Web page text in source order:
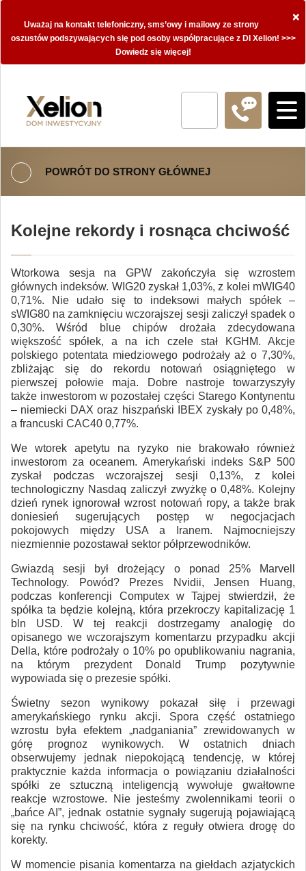
×
Uważaj na kontakt telefoniczny, sms’owy i mailowy ze strony
oszustów podszywających się pod osoby współpracujące z DI Xelion! >>>
Dowiedz się więcej!
POWRÓT DO STRONY GŁÓWNEJ
Kolejne rekordy i rosnąca chciwość
Wtorkowa sesja na GPW zakończyła się wzrostem
głównych indeksów. WIG20 zyskał 1,03%, z kolei mWIG40
0,71%. Nie udało się to indeksowi małych spółek –
sWIG80 na zamknięciu wczorajszej sesji zaliczył spadek o
0,30%. Wśród blue chipów drożała zdecydowana
większość spółek, a na ich czele stał KGHM. Akcje
polskiego potentata miedziowego podrożały aż o 7,30%,
zbliżając się do rekordu notowań osiągniętego w
pierwszej połowie maja. Dobre nastroje towarzyszyły
także inwestorom w pozostałej części Starego Kontynentu
– niemiecki DAX oraz hiszpański IBEX zyskały po 0,48%,
a francuski CAC40 0,77%.
We wtorek apetytu na ryzyko nie brakowało również
inwestorom za oceanem. Amerykański indeks S&P 500
zyskał podczas wczorajszej sesji 0,13%, z kolei
technologiczny Nasdaq zaliczył zwyżkę o 0,48%. Kolejny
dzień rynek ignorował wzrost notowań ropy, a także brak
doniesień sugerujących postęp w negocjacjach
pokojowych między USA a Iranem. Najmocniejszy
niezmiennie pozostawał sektor półprzewodników.
Gwiazdą sesji był drożejący o ponad 25% Marvell
Technology. Powód? Prezes Nvidii, Jensen Huang,
podczas konferencji Computex w Tajpej stwierdził, że
spółka ta będzie kolejną, która przekroczy kapitalizację 1
bln USD. W tej reakcji dostrzegamy analogię do
opisanego we wczorajszym komentarzu przypadku akcji
Della, które podrożały o 10% po opublikowaniu nagrania,
na którym prezydent Donald Trump pozytywnie
wypowiada się o prezesie spółki.
Świetny sezon wynikowy pokazał siłę i przewagi
amerykańskiego rynku akcji. Spora część ostatniego
wzrostu była efektem „nadganiania” zrewidowanych w
górę prognoz wynikowych. W ostatnich dniach
obserwujemy jednak niepokojącą tendencję, w której
praktycznie każda informacja o powiązaniu działalności
spółki ze sztuczną inteligencją wywołuje gwałtowne
reakcje wzrostowe. Nie jesteśmy zwolennikami teorii o
„bańce AI”, jednak ostatnie sygnały sugerują pojawiającą
się na rynku chciwość, która z reguły otwiera drogę do
korekty.
W momencie pisania komentarza na giełdach azjatyckich